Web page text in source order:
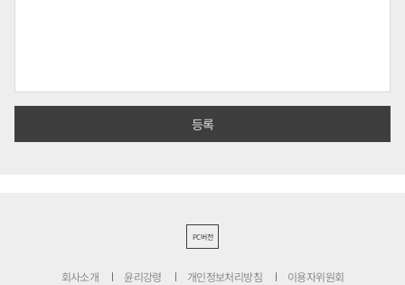
PC버전
회사소개 윤리강령 개인정보처리방침 이용자위원회